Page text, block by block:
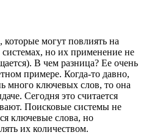
которые могут повлиять на
но их применение не
В чем разница? Ее очень
примере. Когда-то давно,
много ключевых слов, то она
Сегодня это считается
Поисковые системы не
ключевые слова, но
их количеством.